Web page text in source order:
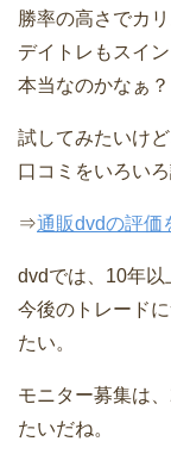
勝率の高さでカ
デイトレもスイ
本当なのかなぁ？
試してみたいけ
口コミをいろい
⇒通販dvdの評
dvdでは、10年以
今後のトレード
たい。
モニター募集は
たいだね。